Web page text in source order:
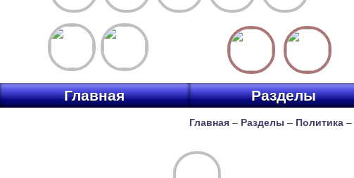
Главная Разделы
Главная– Разделы – Политика–